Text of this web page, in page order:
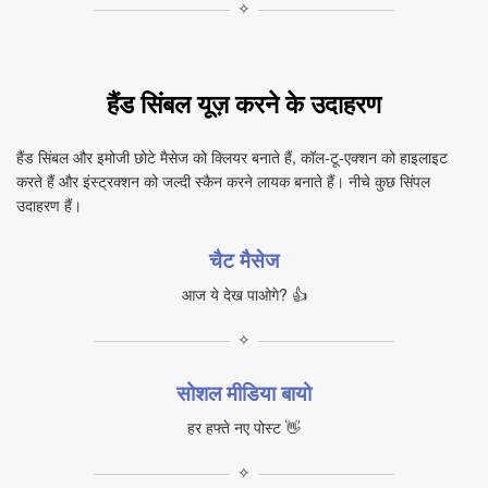
✧
हैंड सिंबल यूज़ करने के उदाहरण
हैंड सिंबल और इमोजी छोटे मैसेज को क्लियर बनाते हैं, कॉल‑टू‑एक्शन को हाइलाइट
करते हैं और इंस्ट्रक्शन को जल्दी स्कैन करने लायक बनाते हैं। नीचे कुछ सिंपल
उदाहरण हैं।
चैट मैसेज
आज ये देख पाओगे? 👍
✧
सोशल मीडिया बायो
हर हफ्ते नए पोस्ट 👋
✧